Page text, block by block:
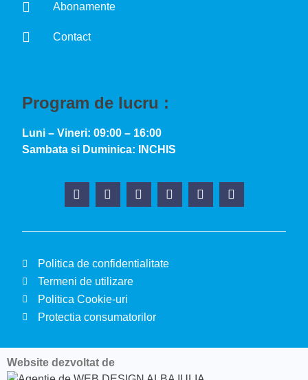
Abonamente
Contact
Program de lucru :
Luni – Vineri: 09:00 – 16:00
Sambata si Duminica: INCHIS
Politica de confidentialitate
Termeni de utilizare
Politica Cookie-uri
Protectia consumatorilor
Website dezvoltat de